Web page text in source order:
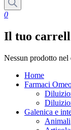
0
Il tuo
Nessun prodotto nel
Home
Farmaci
Galenica e
Animali